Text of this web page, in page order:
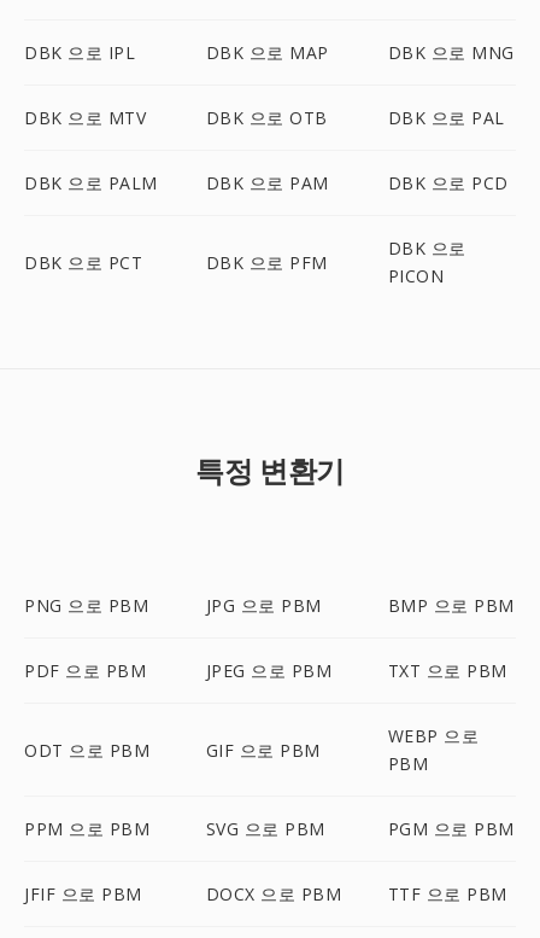
DBK 으로 IPL DBK 으로 MAP DBK 으로 MNG
DBK 으로 MTV DBK 으로 OTB DBK 으로 PAL
DBK 으로 PALM DBK 으로 PAM DBK 으로 PCD
DBK 으로 PCT DBK 으로 PFM
DBK 으로
PICON
특정 변환기
PNG 으로 PBM JPG 으로 PBM BMP 으로 PBM
PDF 으로 PBM JPEG 으로 PBM TXT 으로 PBM
ODT 으로 PBM GIF 으로 PBM
WEBP 으로
PBM
PPM 으로 PBM SVG 으로 PBM PGM 으로 PBM
JFIF 으로 PBM DOCX 으로 PBM TTF 으로 PBM